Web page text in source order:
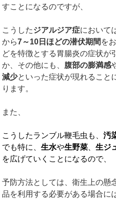
すことになるのですが、
こうしたジアルジア症において
から7～10 日ほどの潜伏期間 を
どを特徴とする胃腸炎の症状が
か、その他にも、 腹部の膨満感
減少といった症状が現れること
ります。
また、
こうしたランブル鞭毛虫も、汚
でも特に、生水や生野菜 、生ジ
を広げていくことになるので、
予防方法としては、衛生上の懸
品を利用する必要がある場合に